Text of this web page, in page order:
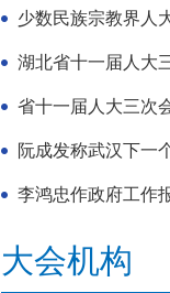
少数民族宗教界人
湖北省十一届人大
省十一届人大三次
阮成发称武汉下一
李鸿忠作政府工作
大会机构